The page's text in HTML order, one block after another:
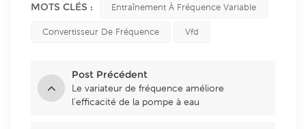
MOTS CLÉS : Entraînement À Fréquence Variable
Convertisseur De Fréquence Vfd
Post Précédent
Le variateur de fréquence améliore
l'efficacité de la pompe à eau